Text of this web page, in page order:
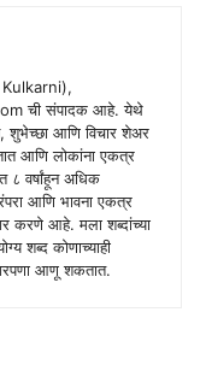
Kulkarni),
ची संपादक आहे. येथे
शुभेच्छा आणि विचार शेअर
आणि लोकांना एकत्र
वर्षांहून अधिक
आणि भावना एकत्र
करणे आहे. मला शब्दांच्या
शब्द कोणाच्याही
आणू शकतात.